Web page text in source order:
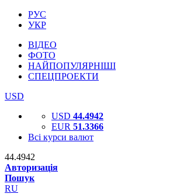
РУС
УКР
ВІДЕО
ФОТО
НАЙПОПУЛЯРНІШІ
СПЕЦПРОЕКТИ
USD
USD 44.4942
EUR 51.3366
Всі курси валют
44.4942
Авторизація
Пошук
RU